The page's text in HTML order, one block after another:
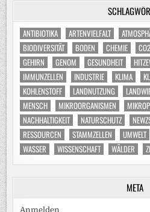
ANTIBIOTIKA ARTENVIELFALT
BIODIVERSITÄT
BODEN CHEMIE CO2
GEHIRN
GENOM GESUNDHEIT
IMMUNZELLEN
INDUSTRIE KLIMA
KOHLENSTOFF
LANDNUTZUNG
MENSCH
MIKROORGANISMEN
NACHHALTIGKEIT
NATURSCHUTZ
RESSOURCEN
STAMMZELLEN UMWELT
WASSER
WISSENSCHAFT WÄLDER
META
Anmelden